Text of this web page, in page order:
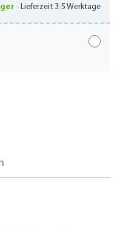
-Lieferzeit 3-5 Werktage